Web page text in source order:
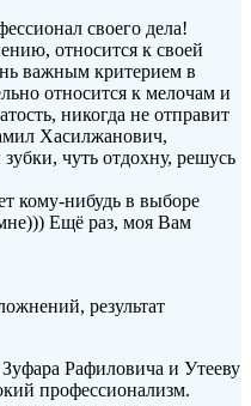
своего дела!
относится к своей
важным критерием в
относится к мелочам и
никогда не отправит
Хасилжанович,
чуть отдохну, решусь
кому-нибудь в выборе
Ещё раз, моя Вам
результат
Рафиловича и Утееву
профессионализм.